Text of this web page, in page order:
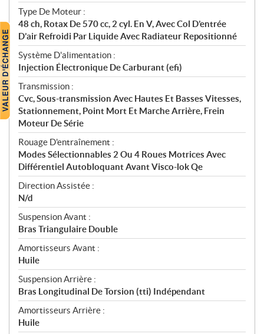
Type De Moteur :
48 ch, Rotax De 570 cc, 2 cyl. En V, Avec Col D’entrée
D’air Refroidi Par Liquide Avec Radiateur Repositionné
Système D'alimentation :
Injection Électronique De Carburant (efi)
Transmission :
Cvc, Sous-transmission Avec Hautes Et Basses Vitesses,
Stationnement, Point Mort Et Marche Arrière, Frein
Moteur De Série
Rouage D'entraînement :
Modes Sélectionnables 2 Ou 4 Roues Motrices Avec
Différentiel Autobloquant Avant Visco-lok Qe
Direction Assistée :
N/d
Suspension Avant :
Bras Triangulaire Double
Amortisseurs Avant :
Huile
Suspension Arrière :
Bras Longitudinal De Torsion (tti) Indépendant
Amortisseurs Arrière :
Huile